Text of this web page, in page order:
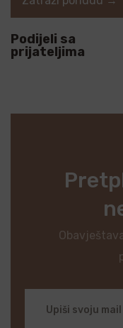
Podijeli sa
prijateljima